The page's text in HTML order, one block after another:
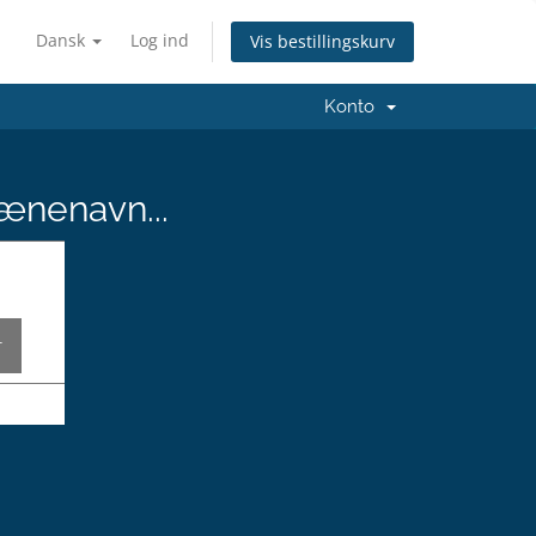
Dansk Log ind Vis bestillingskurv
Konto